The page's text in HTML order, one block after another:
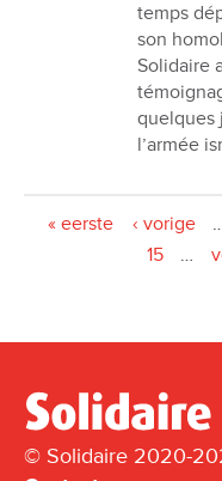
temps
son
Solidaire
quelques
lʼarmée
« eerste ‹ vorige
15
…
© Solidaire 2020-